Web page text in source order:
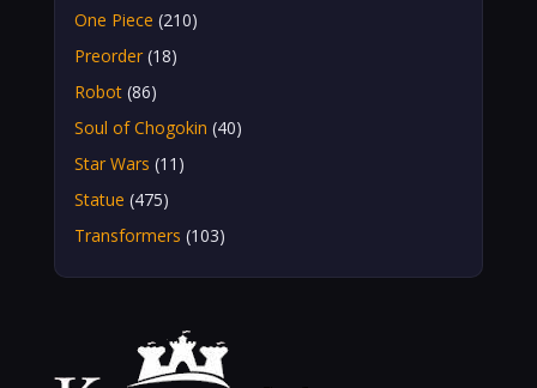
One Piece (210)
Preorder (18)
Robot (86)
Soul of Chogokin (40)
Star Wars (11)
Statue (475)
Transformers (103)